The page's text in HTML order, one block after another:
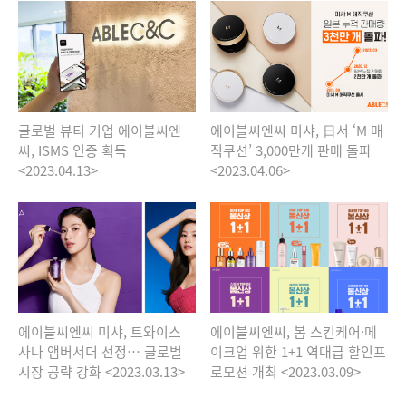
글로벌 뷰티 기업 에이블씨엔
씨, ISMS 인증 획득
<2023.04.13>
에이블씨엔씨 미샤, 日서 ‘M 매
직쿠션’ 3,000만개 판매 돌파
<2023.04.06>
에이블씨엔씨 미샤, 트와이스
사나 앰버서더 선정… 글로벌
시장 공략 강화 <2023.03.13>
에이블씨엔씨, 봄 스킨케어·메
이크업 위한 1+1 역대급 할인프
로모션 개최 <2023.03.09>